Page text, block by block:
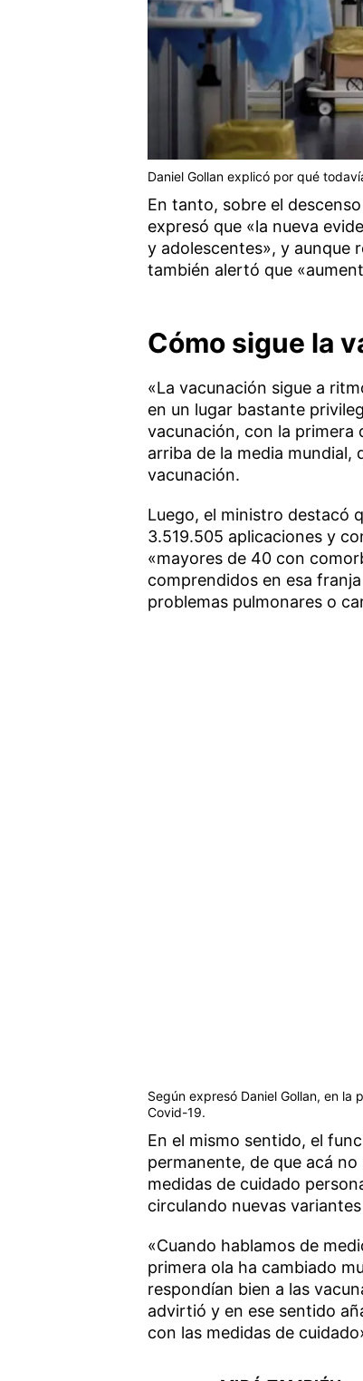
Daniel Gollan explicó por qué
En tanto, sobre el
expresó que «la nueva
y adolescentes», y aunque
también alertó que
Cómo sigue la
«La vacunación sigue a
en un lugar bastante
vacunación, con la primera
arriba de la media mundial,
vacunación.
Luego, el ministro destacó
3.519.505 aplicaciones y
«mayores de 40 con
comprendidos en esa
problemas pulmonares o
Según expresó Daniel Gollan, en
Covid-19.
En el mismo sentido, el
permanente, de que acá
medidas de cuidado
circulando nuevas
«Cuando hablamos de
primera ola ha cambiado
respondían bien a las
advirtió y en ese sentido
con las medidas de